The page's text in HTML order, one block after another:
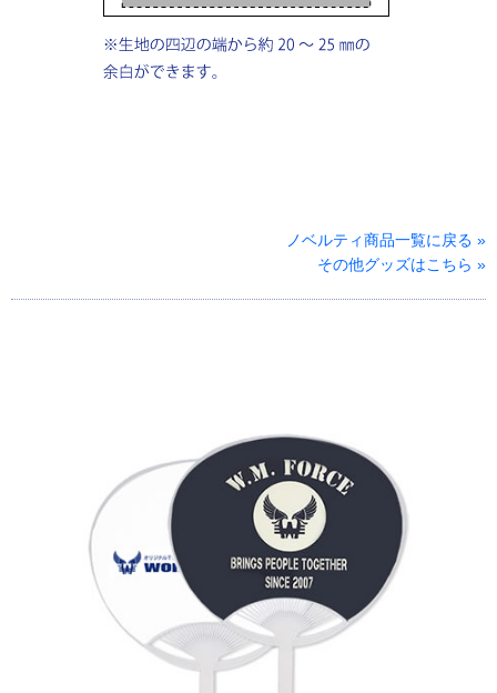
ノベルティ商品一覧に戻る »
その他グッズはこちら »